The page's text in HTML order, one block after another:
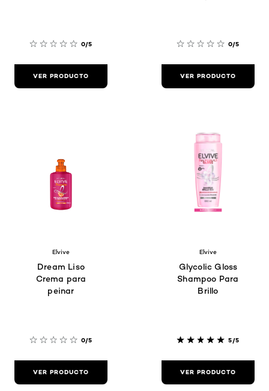
0/5
VER PRODUCTO
0/5
VER PRODUCTO
Elvive
Dream Liso
Crema para
peinar
0/5
VER PRODUCTO
Elvive
Glycolic Gloss
Shampoo Para
Brillo
5/5
VER PRODUCTO